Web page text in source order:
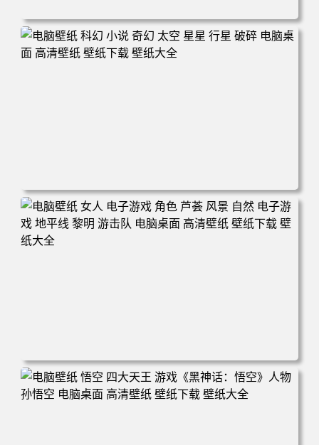
电脑壁纸 电子游戏 古墓丽影 屏幕截图 风景 丛林 电脑桌面
高清壁纸 壁纸下载 壁纸大全
电脑壁纸 科幻 小说 奇幻 太空 星星 行星 破碎 电脑桌面 高
清壁纸 壁纸下载 壁纸大全
电脑壁纸 女人 电子游戏 角色 芦荟 风景 自然 电子游戏 地平
线 黎明 游击队 电脑桌面 高清壁纸 壁纸下载 壁纸大全